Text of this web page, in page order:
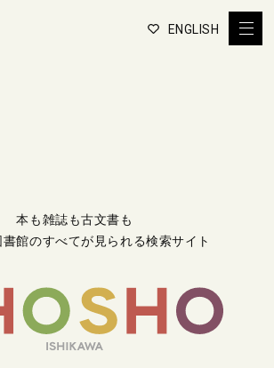
ENGLISH
本も雑誌も古文書も
館のすべてが見られる検索サイト